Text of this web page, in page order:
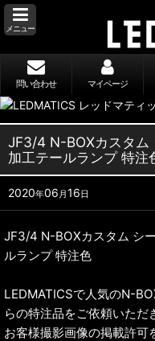
メニュー
問い合わせ マイページ
JF3/4 N-BOXカスタム
加工テールランプ 特注
2020年06 月16日
JF3/4 N-BOXカスタム シ
ルランプ 特注色
LEDMATICSで人気のN-
らの特注品をご依頼いただ
お客様撮影画像の掲載許可